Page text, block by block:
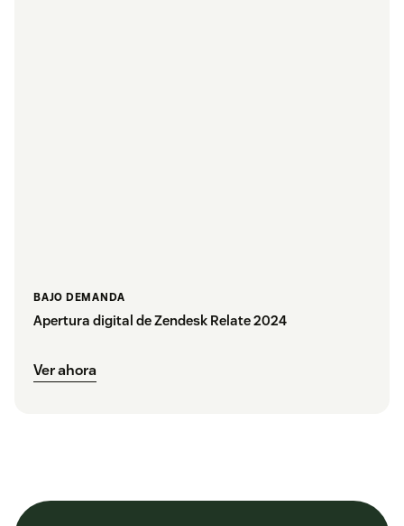
BAJO DEMANDA
Apertura digital de Zendesk Relate 2024
Ver ahora